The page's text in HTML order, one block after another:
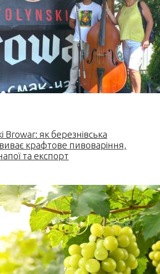
Browar: як березнівська
крафтове пивоваріння,
та експорт